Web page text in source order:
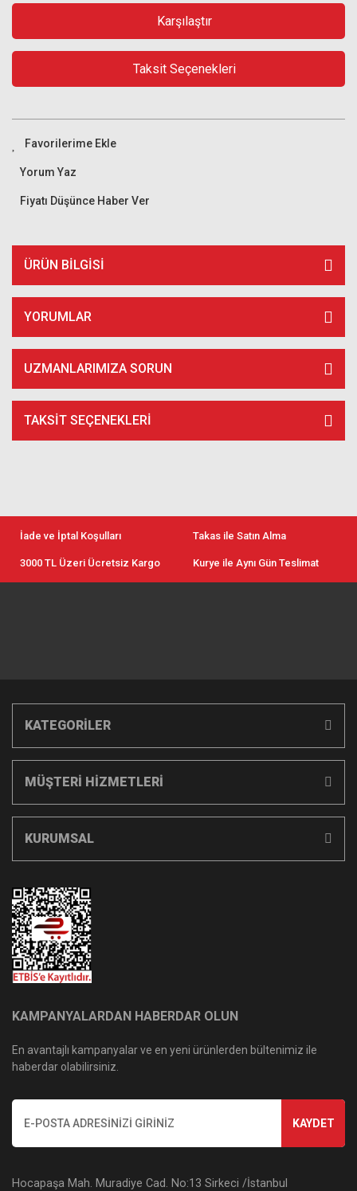
Karşılaştır
Taksit Seçenekleri
Yorum Yaz
Fiyatı Düşünce Haber Ver
ÜRÜN BILGISI
YORUMLAR
UZMANLARIMIZA SORUN
TAKSIT SEÇENEKLERI
İade ve İptal Koşulları Takas ile Satın Alma
3000 TL Üzeri Ücretsiz Kargo Kurye ile Aynı Gün Teslimat
KATEGORİLER
MÜŞTERİ HİZMETLERİ
KURUMSAL
KAMPANYALARDAN HABERDAR OLUN
En avantajlı kampanyalar ve en yeni ürünlerden bültenimiz ile
haberdar olabilirsiniz.
KAYDET
Hocapaşa Mah. Muradiye Cad. No:13 Sirkeci /İstanbul